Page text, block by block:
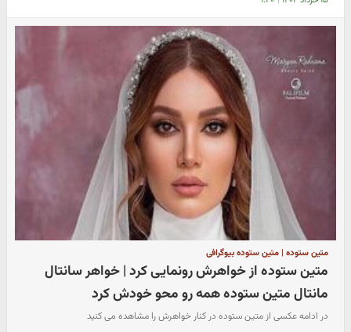
متین ستوده | متین ستوده بیوگرافی
متین ستوده از خواهرش رونمایی کرد | خواهر سانتال
مانتال متین ستوده همه رو محو خودش کرد
در ادامه عکسی از متین ستوده در کنار خواهرش را مشاهده می کنید